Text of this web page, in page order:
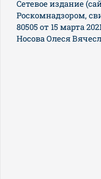
Сетевое издание
Роскомнадзором,
80505 от 15 марта
Носова Олеся